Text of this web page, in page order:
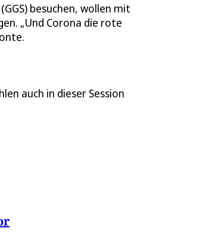
besuchen, wollen mit
„Und Corona die rote
auch in dieser Session